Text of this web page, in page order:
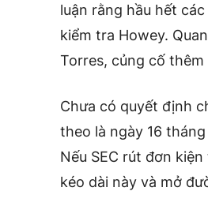
luận rằng hầu hết
kiểm tra Howey.
Torres, củng cố
Chưa có quyết định
theo là ngày 16
Nếu SEC rút đơn
kéo dài này và mở